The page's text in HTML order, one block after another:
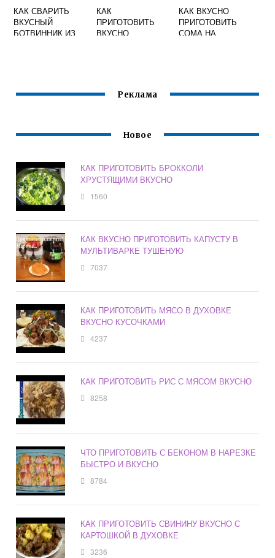
КАК СВАРИТЬ
ВКУСНЫЙ
БОТВИННИК ИЗ
КАК
ПРИГОТОВИТЬ
ВКУСНО
КАК ВКУСНО
ПРИГОТОВИТЬ
СОМА НА
Реклама
Новое
КАК ПРИГОТОВИТЬ БРОККОЛИ
ХРУСТЯЩИМИ ВКУСНО
1560
КАК ВКУСНО ПРИГОТОВИТЬ КАПУСТУ В
МУЛЬТИВАРКЕ ТУШЕНУЮ
7037
КАК ПРИГОТОВИТЬ МЯСО В ДУХОВКЕ
ВКУСНО КУСОЧКАМИ
4237
КАК ПРИГОТОВИТЬ РИС С МЯСОМ ВКУСНО
8258
ЧТО ПРИГОТОВИТЬ С БЕКОНОМ В НАРЕЗКЕ
БЫСТРО И ВКУСНО
8784
КАК ПРИГОТОВИТЬ СВИНИНУ ВКУСНО С
КАРТОШКОЙ В ДУХОВКЕ
3236